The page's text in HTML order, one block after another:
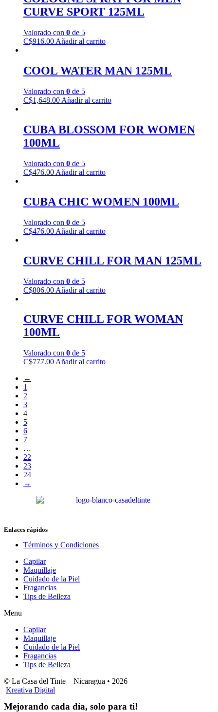
CURVE SPORT 125ML
Valorado con 0 de 5
C$916.00 Añadir al carrito
COOL WATER MAN 125ML
Valorado con 0 de 5
C$1,648.00 Añadir al carrito
CUBA BLOSSOM FOR WOMEN
100ML
Valorado con 0 de 5
C$476.00 Añadir al carrito
CUBA CHIC WOMEN 100ML
Valorado con 0 de 5
C$476.00 Añadir al carrito
CURVE CHILL FOR MAN 125ML
Valorado con 0 de 5
C$806.00 Añadir al carrito
CURVE CHILL FOR WOMAN
100ML
Valorado con 0 de 5
C$777.00 Añadir al carrito
←
1
2
3
4
5
6
7
…
22
23
24
→
Enlaces rápidos
Términos y Condiciones
Capilar
Maquillaje
Cuidado de la Piel
Fragancias
Tips de Belleza
Menu
Capilar
Maquillaje
Cuidado de la Piel
Fragancias
Tips de Belleza
© La Casa del Tinte – Nicaragua • 2026
Kreativa Digital
Mejorando cada día, solo para ti!